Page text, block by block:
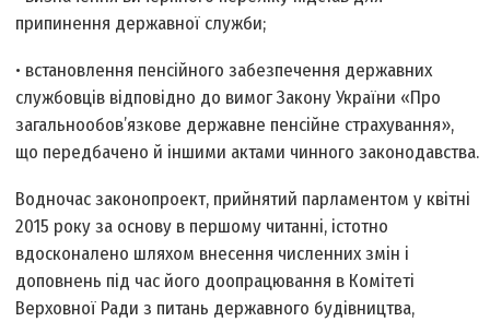
припинення державної служби;
• встановлення пенсійного забезпечення державних
службовців відповідно до вимог Закону України «Про
загальнообов’язкове державне пенсійне страхування»,
що передбачено й іншими актами чинного законодавства.
Водночас законопроект, прийнятий парламентом у квітні
2015 року за основу в першому читанні, істотно
вдосконалено шляхом внесення численних змін і
доповнень під час його доопрацювання в Комітеті
Верхов­ної Ради з питань державного будівництва,